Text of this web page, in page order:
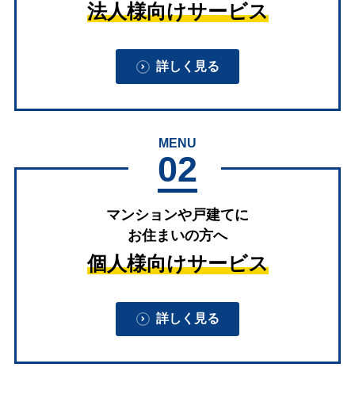
法人様向けサービス
詳しく見る
MENU
02
マンションや戸建てに
お住まいの方へ
個人様向けサービス
詳しく見る